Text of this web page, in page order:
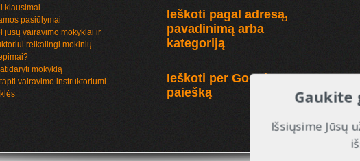
klausimai
pasiūlymai
jūsų vairavimo mokyklai ir
reikalingi mokinių
mokyklą
vairavimo instruktoriumi
Ieškoti pagal adresą,
pavadinimą arba
kategoriją
Ieškoti per Google
paiešką
Gaukite
Išsiųsime Jūsų